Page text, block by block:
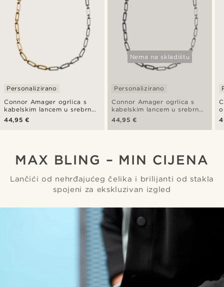
Connor Amager ogrlica s
kabelskim lancem u srebrnoj
i zlatnoj boji
Personalizirano
44,95 €
Nema na skladištu
Connor Amager ogrlica s
kabelskim lancem u srebrnoj
i boji tamnog metala
Personalizirano
44,95 €
MAX BLING – MIN CIJENA
Lančići od nehrđajućeg čelika i brilijanti od stakla
spojeni za ekskluzivan izgled